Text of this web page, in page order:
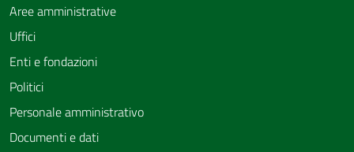
Aree amministrative
Uffici
Enti e fondazioni
Politici
Personale amministrativo
Documenti e dati